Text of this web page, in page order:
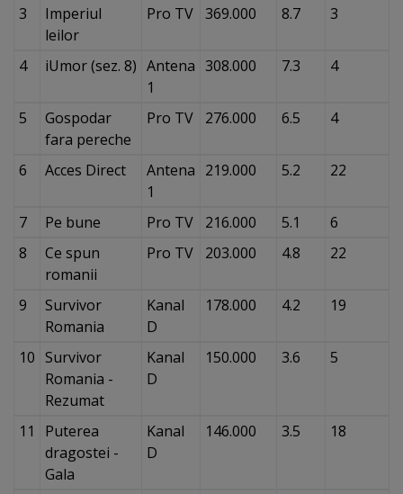
3
Imperiul
leilor
Pro TV 369.000 8.7 3
4 iUmor (sez. 8) Antena
1
308.000 7.3 4
5
Gospodar
fara pereche
Pro TV 276.000 6.5 4
6 Acces Direct
Antena
1
219.000 5.2 22
7 Pe bune Pro TV 216.000 5.1
6
8
Ce spun
romanii
Pro TV 203.000 4.8 22
9
Survivor
Romania
Kanal
D
178.000 4.2 19
10 Survivor
Romania -
Rezumat
Kanal
D
150.000 3.6 5
11
Puterea
dragostei -
Gala
Kanal
D
146.000 3.5 18